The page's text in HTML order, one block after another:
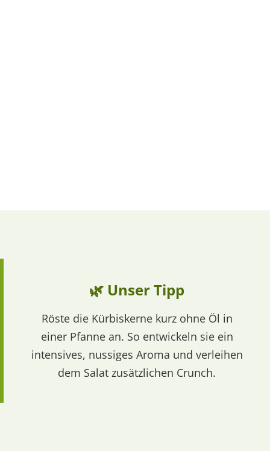
🌿 Unser Tipp
Röste die Kürbiskerne kurz ohne Öl in
einer Pfanne an. So entwickeln sie ein
intensives, nussiges Aroma und verleihen
dem Salat zusätzlichen Crunch.